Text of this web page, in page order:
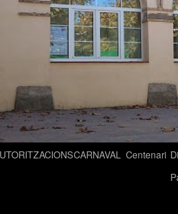
CARNAVAL Centenari